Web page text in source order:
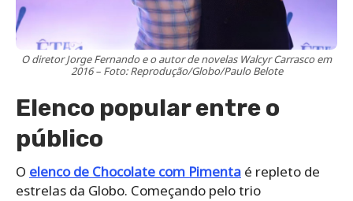
O diretor Jorge Fernando e o autor de novelas Walcyr Carrasco em
2016 – Foto: Reprodução/Globo/Paulo Belote
Elenco popular entre o
público
O elenco de Chocolate com Pimenta é repleto de
estrelas da Globo. Começando pelo trio